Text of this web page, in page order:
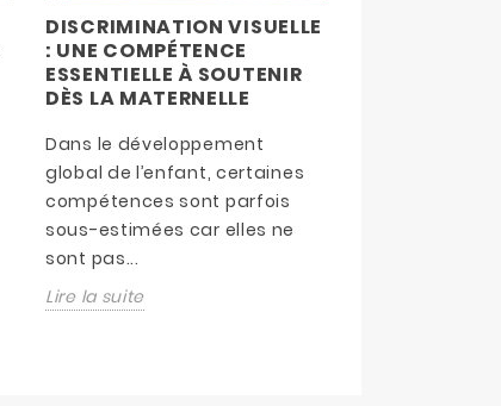
DISCRIMINATION VISUELLE
: UNE COMPÉTENCE
ESSENTIELLE À SOUTENIR
DÈS LA MATERNELLE
Dans le développement
global de l’enfant, certaines
compétences sont parfois
sous-estimées car elles ne
sont pas...
Lire la suite